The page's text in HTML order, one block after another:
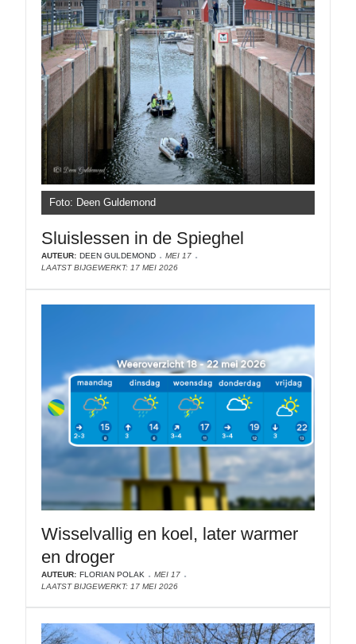
Foto: Deen Guldemond
Sluislessen in de Spieghel
AUTEUR: DEEN GULDEMOND
MEI 17
LAATST BIJGEWERKT: 17 MEI 2026
Wisselvallig en koel, later warmer
en droger
AUTEUR: FLORIAN POLAK
MEI 17
LAATST BIJGEWERKT: 17 MEI 2026